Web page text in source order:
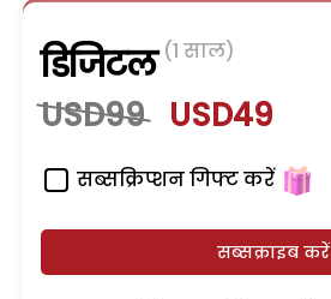
डिजिटल (1 साल)
USD99 USD49
सब्सक्रिप्शन गिफ्ट करें
सब्सक्राइब करें